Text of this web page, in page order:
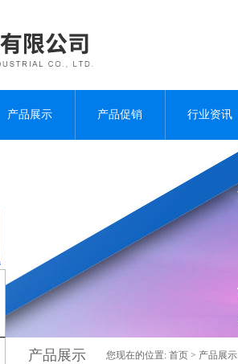
产品展示 产品促销 行业资讯
产品展示 您现在的位置: 首页 > 产品展示